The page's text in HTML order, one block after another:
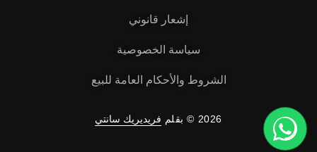
إشعار قانوني
سياسة الخصوصية
الشروط والأحكام العامة للبيع
2026 © بقلم فريديريك سانتي